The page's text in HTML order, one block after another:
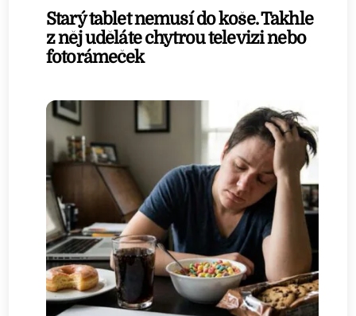
Starý tablet nemusí do koše. Takhle
z něj uděláte chytrou televizi nebo
fotorámeček